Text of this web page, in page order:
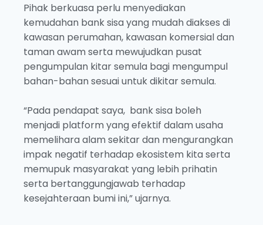
Pihak berkuasa perlu menyediakan
kemudahan bank sisa yang mudah diakses di
kawasan perumahan, kawasan komersial dan
taman awam serta mewujudkan pusat
pengumpulan kitar semula bagi mengumpul
bahan-bahan sesuai untuk dikitar semula.
“Pada pendapat saya, bank sisa boleh
menjadi platform yang efektif dalam usaha
memelihara alam sekitar dan mengurangkan
impak negatif terhadap ekosistem kita serta
memupuk masyarakat yang lebih prihatin
serta bertanggungjawab terhadap
kesejahteraan bumi ini,” ujarnya.